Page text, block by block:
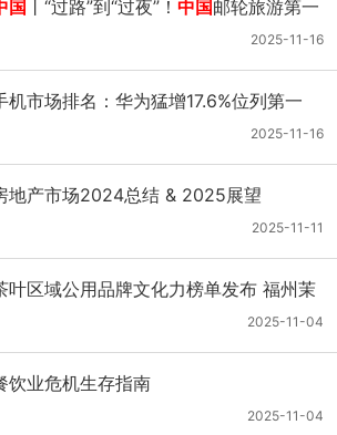
国 丨“过路”到“过夜”！ 中国邮轮旅游第一
2025-11-16
机市场排名：华为猛增17.6%位列第一
2025-11-16
地产市场2024总结 & 2025展望
2025-11-11
叶区域公用品牌文化力榜单发布 福州茉
2025-11-04
饮业危机生存指南
2025-11-04